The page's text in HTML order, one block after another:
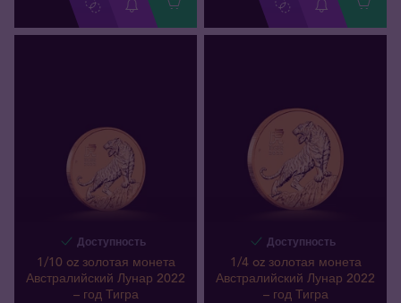
Доступность
1/10 oz золотая монета
Австралийский Лунар 2022
– год Тигра
Доступность
1/4 oz золотая монета
Австралийский Лунар 2022
– год Тигра